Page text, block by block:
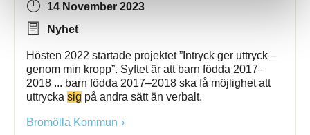
14 November 2023
Nyhet
Hösten 2022 startade projektet ”Intryck ger uttryck –
genom min kropp”. Syftet är att barn födda 2017–
2018 ... barn födda 2017–2018 ska få möjlighet att
uttrycka sig på andra sätt än verbalt.
Bromölla Kommun